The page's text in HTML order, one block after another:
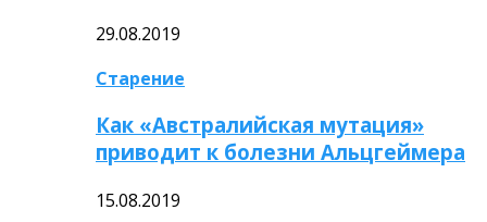
29.08.2019
Старение
Как «Австралийская мутация»
приводит к болезни Альцгеймера
15.08.2019